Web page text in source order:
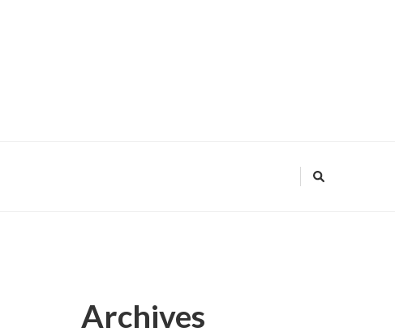
Archives